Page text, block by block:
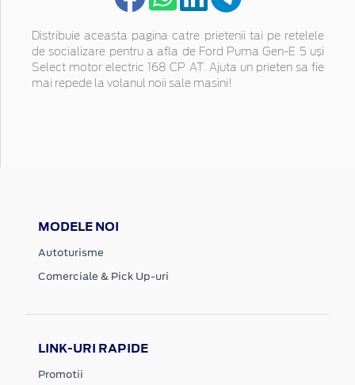
Distribuie aceasta pagina catre prietenii tai pe retelele
de socializare pentru a afla de Ford Puma Gen-E 5 uși
Select motor electric 168 CP AT. Ajuta un prieten sa fie
mai repede la volanul noii sale masini!
MODELE NOI
Autoturisme
Comerciale & Pick Up-uri
LINK-URI RAPIDE
Promotii